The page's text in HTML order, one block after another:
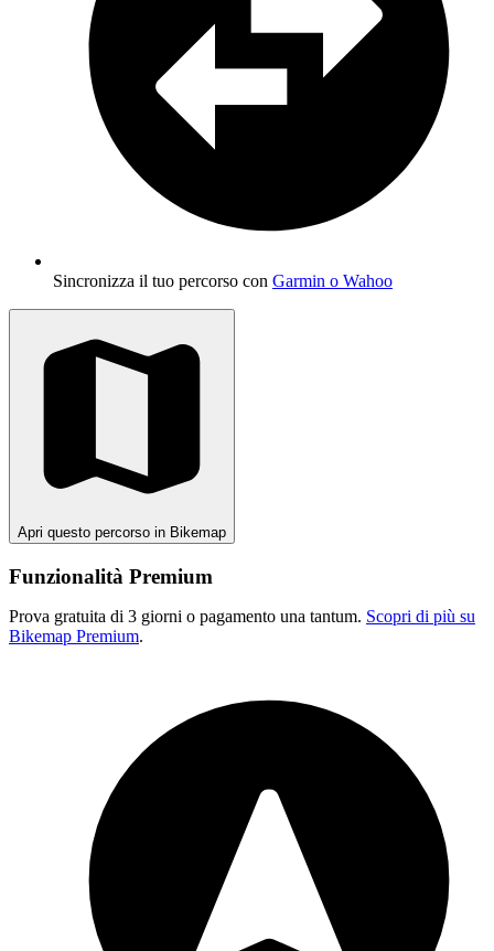
Sincronizza il tuo percorso con Garmin o Wahoo
Apri questo percorso in Bikemap
Funzionalità Premium
Prova gratuita di 3 giorni o pagamento una tantum. Scopri di più su
Bikemap Premium.